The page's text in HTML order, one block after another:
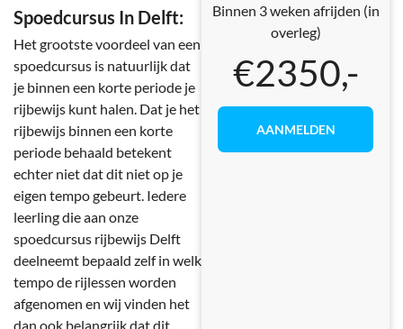
Spoedcursus In Delft:
Het grootste voordeel van een
spoedcursus is natuurlijk dat
je binnen een korte periode je
rijbewijs kunt halen. Dat je het
rijbewijs binnen een korte
periode behaald betekent
echter niet dat dit niet op je
eigen tempo gebeurt. Iedere
leerling die aan onze
spoedcursus rijbewijs Delft
deelneemt bepaald zelf in welk
tempo de rijlessen worden
afgenomen en wij vinden het
dan ook belangrijk dat dit
Binnen 3 weken afrijden (in
overleg)
€2350,-
AANMELDEN